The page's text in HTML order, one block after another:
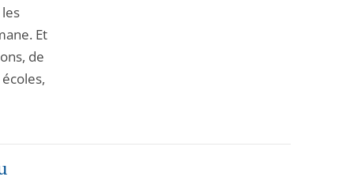
Et
de